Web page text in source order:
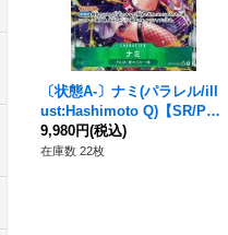
〔状態A-〕ナミ(パラレル/ill
ust:Hashimoto Q)【SR/P】
{OP14-031}
9,980円(税込)
在庫数 22枚